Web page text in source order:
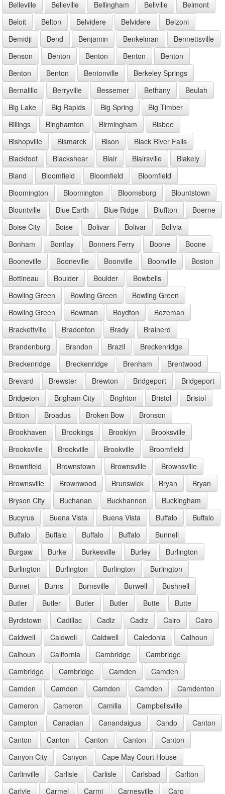
Belleville
Belleville Bellingham Bellville
Belmont
Beloit
Belton Belvidere Belvidere
Belzoni
Bemidji
Bend Benjamin Benkelman
Bennettsville
Benson
Benton Benton Benton
Benton
Benton
Benton Bentonville
Berkeley Springs
Bernalillo
Berryville Bessemer Bethany
Beulah
Big Lake
Big Rapids Big Spring
Big Timber
Billings
Binghamton Birmingham
Bisbee
Bishopville
Bismarck Bison
Black River Falls
Blackfoot
Blackshear Blair Blairsville
Blakely
Bland
Bloomfield Bloomfield
Bloomfield
Bloomington
Bloomington Bloomsburg
Blountstown
Blountville
Blue Earth Blue Ridge Bluffton
Boerne
Boise City
Boise Bolivar Bolivar
Bolivia
Bonham
Bonifay Bonners Ferry Boone
Boone
Booneville
Booneville Boonville Boonville
Boston
Bottineau
Boulder Boulder
Bowbells
Bowling Green
Bowling Green
Bowling Green
Bowling Green
Bowman Boydton
Bozeman
Brackettville
Bradenton Brady
Brainerd
Brandenburg
Brandon Brazil
Breckenridge
Breckenridge
Breckenridge Brenham
Brentwood
Brevard
Brewster Brewton Bridgeport
Bridgeport
Bridgeton
Brigham City Brighton Bristol
Bristol
Britton
Broadus Broken Bow
Bronson
Brookhaven
Brookings Brooklyn
Brooksville
Brooksville
Brookville Brookville
Broomfield
Brownfield
Brownstown Brownsville
Brownsville
Brownsville
Brownwood Brunswick Bryan
Bryan
Bryson City
Buchanan Buckhannon
Buckingham
Bucyrus
Buena Vista Buena Vista Buffalo
Buffalo
Buffalo
Buffalo Buffalo Buffalo
Bunnell
Burgaw
Burke Burkesville Burley
Burlington
Burlington
Burlington Burlington
Burlington
Burnet
Burns Burnsville Burwell
Bushnell
Butler
Butler Butler Butler Butte
Butte
Byrdstown
Cadillac Cadiz Cadiz Cairo
Cairo
Caldwell
Caldwell Caldwell Caledonia
Calhoun
Calhoun
California Cambridge
Cambridge
Cambridge
Cambridge Camden
Camden
Camden
Camden Camden Camden
Camdenton
Cameron
Cameron Camilla
Campbellsville
Campton
Canadian Canandaigua Cando
Canton
Canton
Canton Canton Canton
Canton
Canyon City
Canyon
Cape May Court House
Carlinville
Carlisle Carlisle Carlsbad
Carlton
Carlyle
Carmel Carmi Carnesville Caro